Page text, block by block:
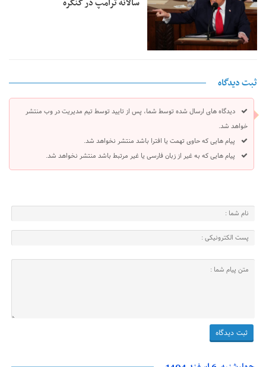
ثبت دیدگاه
دیدگاه های ارسال شده توسط شما، پس از تایید توسط تیم مدیریت در وب منتشر
خواهد شد.
پیام هایی که حاوی تهمت یا افترا باشد منتشر نخواهد شد.
پیام هایی که به غیر از زبان فارسی یا غیر مرتبط باشد منتشر نخواهد شد.